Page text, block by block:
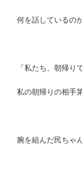
何を話しているの
「私たち、朝帰り
私の朝帰りの相手
腕を組んだ民ちゃ